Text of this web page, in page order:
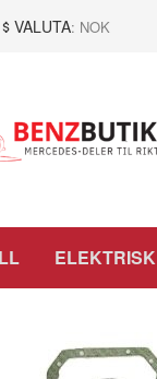
VALUTA: NOK
ELEKTRISK